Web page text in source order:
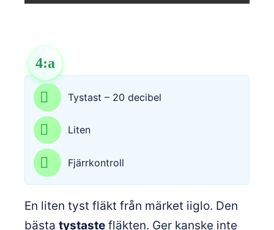
4:a
Tystast – 20 decibel
Liten
Fjärrkontroll
En liten tyst fläkt från märket iiglo. Den
bästa tystaste fläkten. Ger kanske inte